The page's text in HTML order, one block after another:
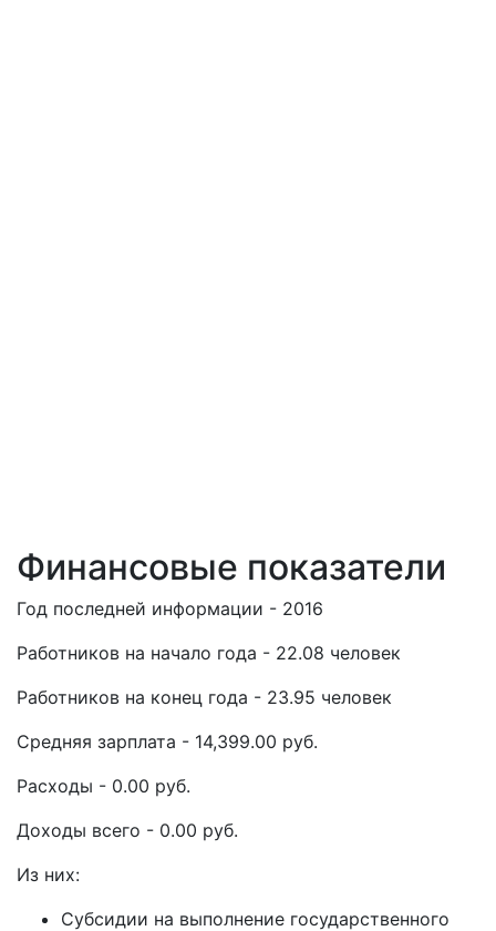
Финансовые показатели
Год последней информации - 2016
Работников на начало года - 22.08 человек
Работников на конец года - 23.95 человек
Средняя зарплата - 14,399.00 руб.
Расходы - 0.00 руб.
Доходы всего - 0.00 руб.
Из них:
Субсидии на выполнение государственного